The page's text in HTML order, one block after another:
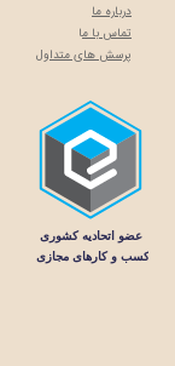
درباره ما
تماس با ما
پرسش های متداول